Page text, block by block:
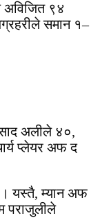
अविजित ९४
समान १–
अलीले ४०,
प्लेयर अफ द
। यस्तै, म्यान अफ
पराजुलीले